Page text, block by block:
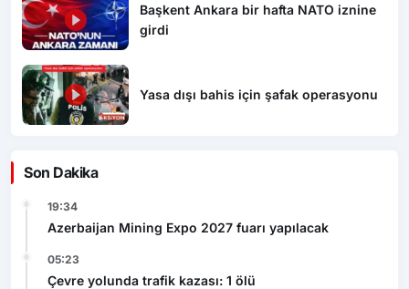
Başkent Ankara bir hafta NATO iznine
girdi
Yasa dışı bahis için şafak operasyonu
Son Dakika
19:34
Azerbaijan Mining Expo 2027 fuarı yapılacak
05:23
Çevre yolunda trafik kazası: 1 ölü